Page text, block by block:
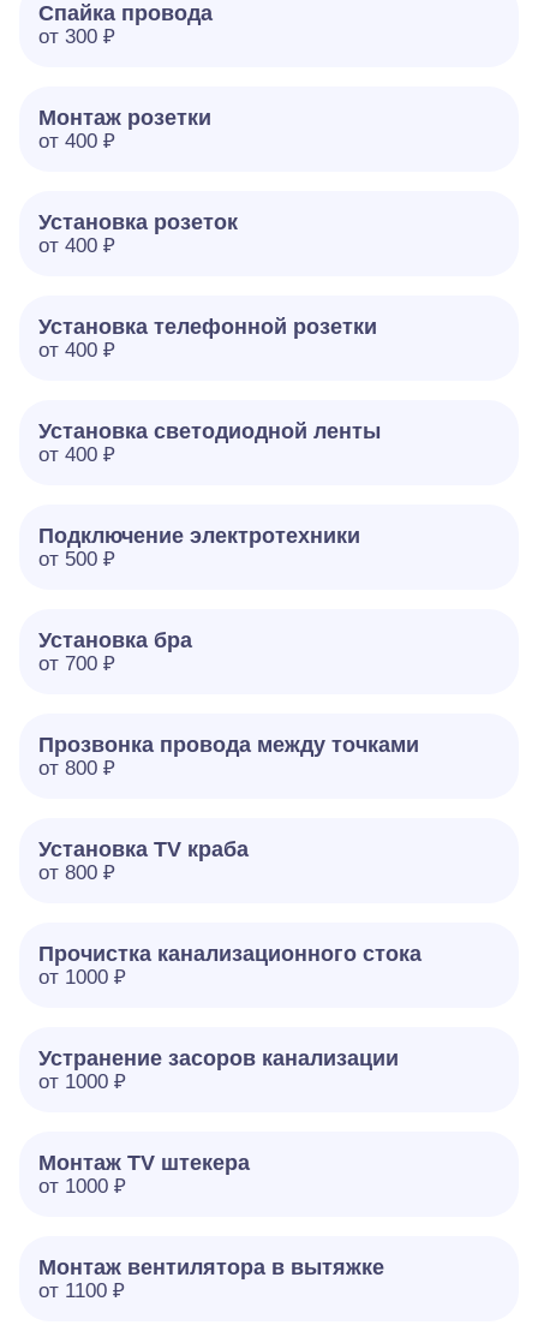
Спайка провода
от 300 ₽
Монтаж розетки
от 400 ₽
Установка розеток
от 400 ₽
Установка телефонной розетки
от 400 ₽
Установка светодиодной ленты
от 400 ₽
Подключение электротехники
от 500 ₽
Установка бра
от 700 ₽
Прозвонка провода между точками
от 800 ₽
Установка TV краба
от 800 ₽
Прочистка канализационного стока
от 1000 ₽
Устранение засоров канализации
от 1000 ₽
Монтаж TV штекера
от 1000 ₽
Монтаж вентилятора в вытяжке
от 1100 ₽